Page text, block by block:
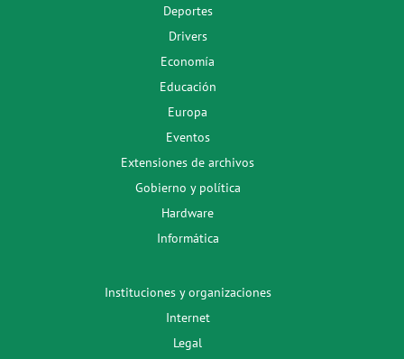
Deportes
Drivers
Economía
Educación
Europa
Eventos
Extensiones de archivos
Gobierno y política
Hardware
Informática
Instituciones y organizaciones
Internet
Legal